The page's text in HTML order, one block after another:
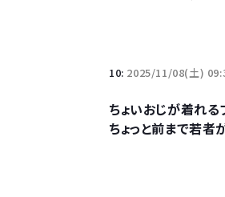
10: 2025/11/08(土)
ちょいおじが着れ
ちょっと前まで若者